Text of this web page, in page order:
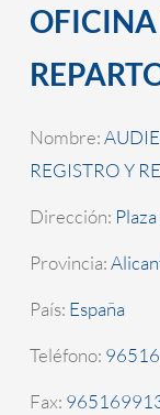
OFICINA
Nombre:
REGISTRO Y
Dirección:
Provincia:
País: España
Teléfono:
Fax: